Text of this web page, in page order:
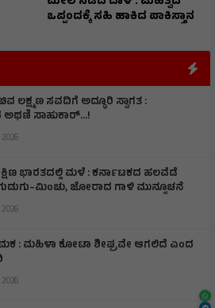
ಒಪ್ಪಂದಕ್ಕೆ ಸಹಿ ಹಾಕಿದ ಪಾಕಿಸ್ತಾನ
ಲಕ್ಷ್ಮಣ ಸವದಿಗೆ ಅದ್ಧೂರಿ ಸ್ವಾಗತ :
ಅಥಣಿ ಸಾಹುಕಾರ್...!
ಭಾರತದಲ್ಲಿ ಮಳೆ : ಕರ್ನಾಟಕದ ಹಲವೆಡೆ
ಜೋರಾದ ಗಾಳಿ ಮುನ್ಸೂಚನೆ
: ಮಹಿಳಾ ಕೋಟಾ ಶೀಘ್ರವೇ ಆಗಲಿದೆ ಎಂದ